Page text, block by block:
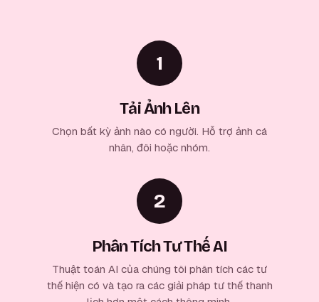
1
Tải Ảnh Lên
Chọn bất kỳ ảnh nào có người. Hỗ trợ ảnh cá
nhân, đôi hoặc nhóm.
2
Phân Tích Tư Thế AI
Thuật toán AI của chúng tôi phân tích các tư
thế hiện có và tạo ra các giải pháp tư thế thanh